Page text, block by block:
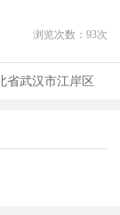
浏览次数： 93次
省武汉市江岸区